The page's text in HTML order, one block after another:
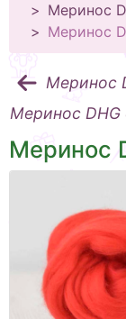
Меринос
Меринос
Меринос
Меринос DHG
Меринос